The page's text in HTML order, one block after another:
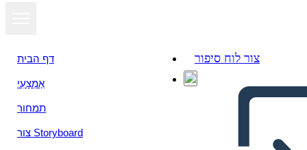
דף הבית
אֶמְצָעִי
תמחור
צור Storyboard
צור לוח סיפור